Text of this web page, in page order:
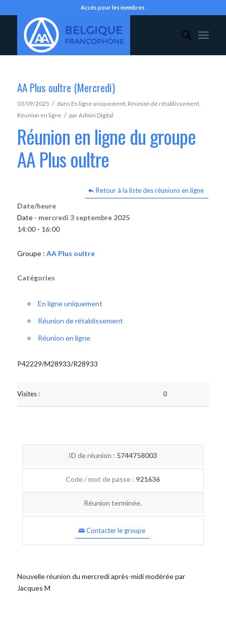
Accès pour les membres
AA Plus oultre (Mercredi)
03/09/2025 / dans En ligne uniquement, Réunion de rétablissement,
Réunion en ligne / parAdmin Digital
Réunion en ligne du groupe
AA Plus oultre
Retour à la liste des réunions en ligne
Date/heure
Date - mercredi 3 septembre 2025
14:00 - 16:00
Groupe : AA Plus oultre
Catégories
En ligne uniquement
Réunion de rétablissement
Réunion en ligne
P42229/M28933/R28933
Visites : 0
ID de réunion : 5744758003
Code / mot de passe : 921636
Réunion terminée.
Contacter le groupe
Nouvelle réunion du mercredi après-midi modérée par
Jacques M